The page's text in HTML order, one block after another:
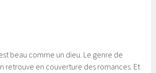
beau comme un dieu. Le genre de
retrouve en couverture des romances. Et